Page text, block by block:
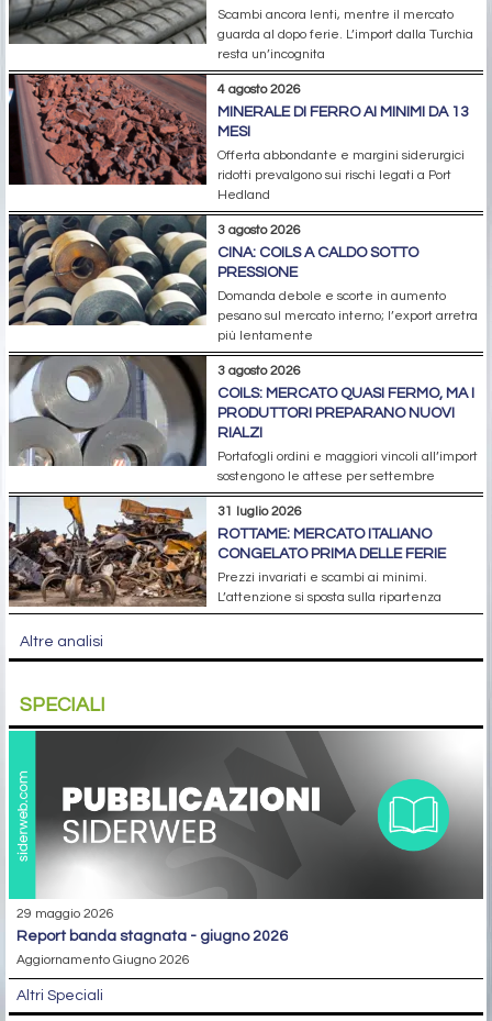
Scambi ancora lenti, mentre il mercato
guarda al dopo ferie. L’import dalla Turchia
resta un’incognita
4 agosto 2026
MINERALE DI FERRO AI MINIMI DA 13
MESI
Offerta abbondante e margini siderurgici
ridotti prevalgono sui rischi legati a Port
Hedland
3 agosto 2026
CINA: COILS A CALDO SOTTO
PRESSIONE
Domanda debole e scorte in aumento
pesano sul mercato interno; l’export arretra
più lentamente
3 agosto 2026
COILS: MERCATO QUASI FERMO, MA I
PRODUTTORI PREPARANO NUOVI
RIALZI
Portafogli ordini e maggiori vincoli all’import
sostengono le attese per settembre
31 luglio 2026
ROTTAME: MERCATO ITALIANO
CONGELATO PRIMA DELLE FERIE
Prezzi invariati e scambi ai minimi.
L’attenzione si sposta sulla ripartenza
Altre analisi
SPECIALI
29 maggio 2026
report banda stagnata - giugno 2026
Aggiornamento Giugno 2026
Altri Speciali